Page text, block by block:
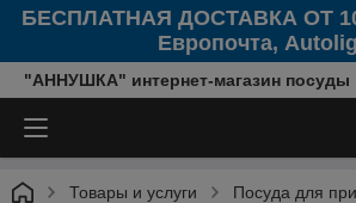
БЕСПЛАТНАЯ ДОСТАВКА ОТ
Европочта,
"АННУШКА" интернет-магазин посуды
Товары и услуги Посуда для